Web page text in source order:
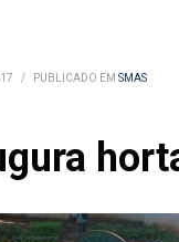
/ PUBLICADO EM SMAS